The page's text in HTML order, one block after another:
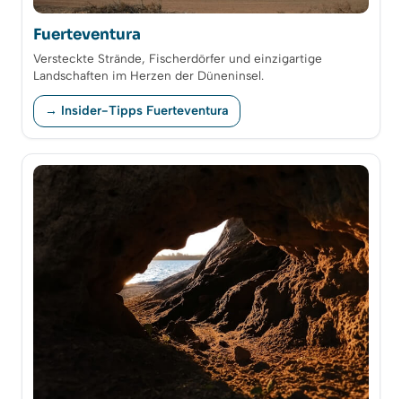
Fuerteventura
Versteckte Strände, Fischerdörfer und einzigartige
Landschaften im Herzen der Düneninsel.
→ Insider-Tipps Fuerteventura